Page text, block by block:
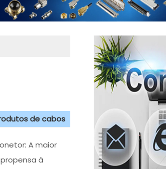
de cabos
A maior
à